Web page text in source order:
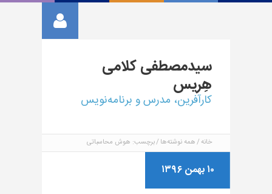
سیدمصطفیکلامی
هِریس
کارآفرین، مدرس و برنامه‌نویس
خانه همه نوشته‌ها برچسب: هوش محاسباتی
۱۰ بهمن ۱۳۹۶